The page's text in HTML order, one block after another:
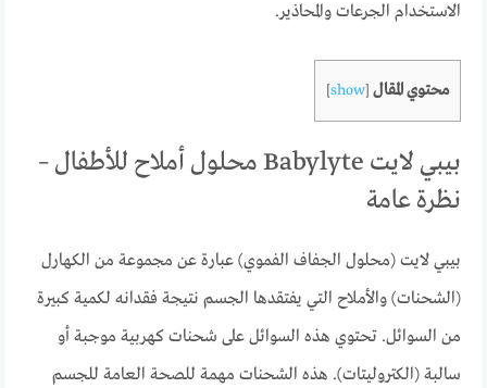
الاستخدام الجرعات والمحاذير.
محتوي المقال [
show
]
بيبي لايت Babylyte محلول أملاح للأطفال –
نظرة عامة
بيبي لايت (محلول الجفاف الفموي) عبارة عن مجموعة من الكهارل
(الشحنات) والأملاح التي يفتقدها الجسم نتيجة فقدانه لكمية كبيرة
من السوائل. تحتوي هذه السوائل على شحنات كهربية موجبة أو
سالبة (الكتروليتات). هذه الشحنات مهمة للصحة العامة للجسم